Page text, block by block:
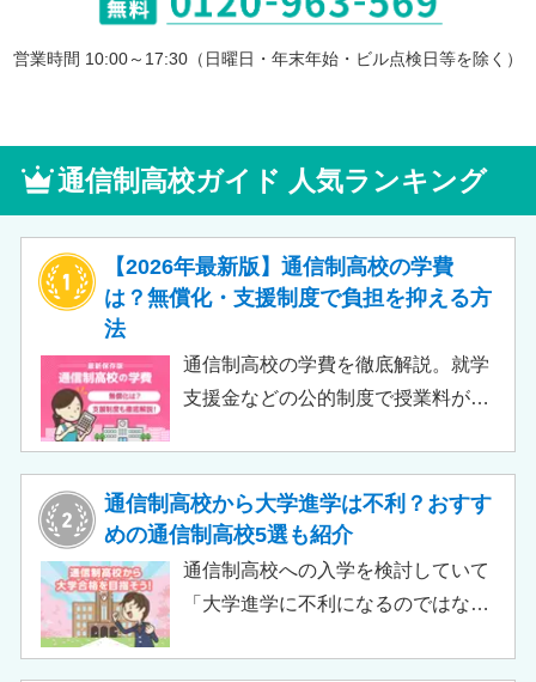
営業時間 10:00～17:30（日曜日・年末年始・ビル点検日等を除く）
通信制高校ガイド 人気ランキング
【2026年最新版】通信制高校の学費
は？無償化・支援制度で負担を抑える方
法
通信制高校の学費を徹底解説。就学
支援金などの公的制度で授業料が実
目安、申請時の注意点などをわかり
やすく解説します。費用負担を抑え
られるのでチェックしてみましょ
う。
通信制高校から大学進学は不利？おすす
めの通信制高校5選も紹介
通信制高校への入学を検討していて
「大学進学に不利になるのではない